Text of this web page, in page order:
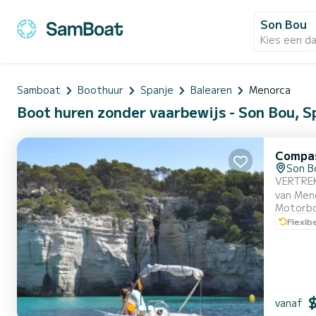
Son Bou
Kies een
Samboat Boothuur Spanje Balearen Menorca
Boot huren zonder vaarbewijs - Son Bou,
Son
van
10.00
een
vanaf